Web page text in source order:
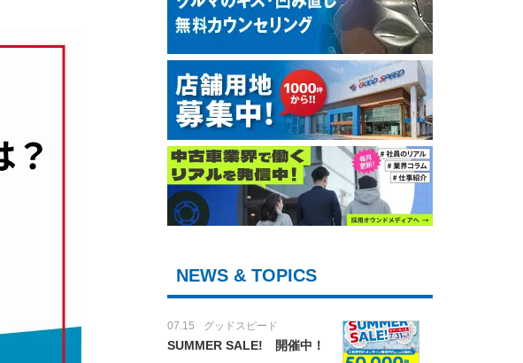
NEWS & TOPICS
07.15 グッドスピード
SUMMER SALE! 開催中！